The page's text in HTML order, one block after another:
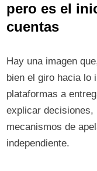
pero es el
cuentas
Hay una imagen
bien el giro hacia lo
plataformas a
explicar
mecanismos de
independiente.